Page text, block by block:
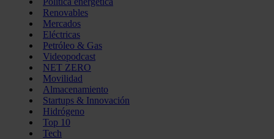
Renovables
Mercados
Eléctricas
Petróleo & Gas
Videopodcast
NET ZERO
Movilidad
Almacenamiento
Startups & Innovación
Hidrógeno
Top 10
Tech